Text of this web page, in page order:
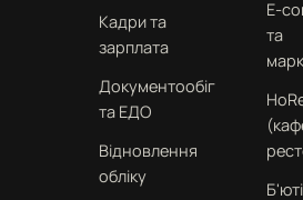
Кадри та
зарплата
Документообіг
та ЕДО
Відновлення
обліку
E-
та